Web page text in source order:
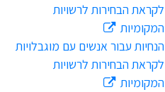
לקראת הבחירות לרשויות
המקומיות
הנחיות עבור אנשים עם מוגבלויות
לקראת הבחירות לרשויות
המקומיות